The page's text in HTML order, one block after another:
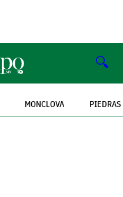
🔍
MONCLOVA